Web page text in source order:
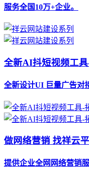
服务全国10万+企业。
全新AI抖短视频工
全新设计UI 巨量广告对
做网络营销 找祥云
提供企业全网网络营销